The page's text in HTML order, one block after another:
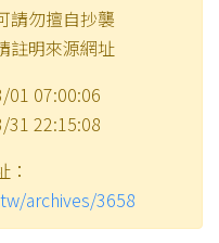
請勿擅自抄襲
註明來源網址
01 07:00:06
31 22:15:08
：
archives/3658